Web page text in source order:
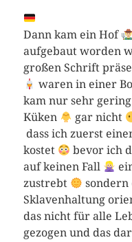
Dann kam ein Hof
aufgebaut worden
großen Schrift
waren in einer
kam nur sehr
Küken
gar nicht
dass ich zuerst
kostet
bevor ich
auf keinen Fall
zustrebt
sondern
Sklavenhaltung
das nicht für alle
gezogen und das